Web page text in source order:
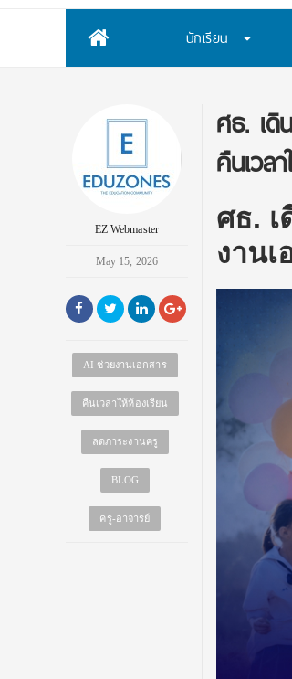
นักเรียน
EZ Webmaster
May 15, 2026
AI ช่วยงานเอกสาร
คืนเวลาให้ห้องเรียน
ลดภาระงานครู
BLOG
ครู-อาจารย์
ศธ. เดิ
คืนเวล
ศธ.
งานเ